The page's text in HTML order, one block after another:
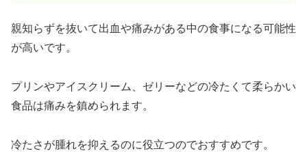
親知らずを抜いて出血や痛みがある中の食事になる可能性
が高いです。
プリンやアイスクリーム、ゼリーなどの冷たくて柔らかい
食品は痛みを鎮められます。
冷たさが腫れを抑えるのに役立つのでおすすめです。